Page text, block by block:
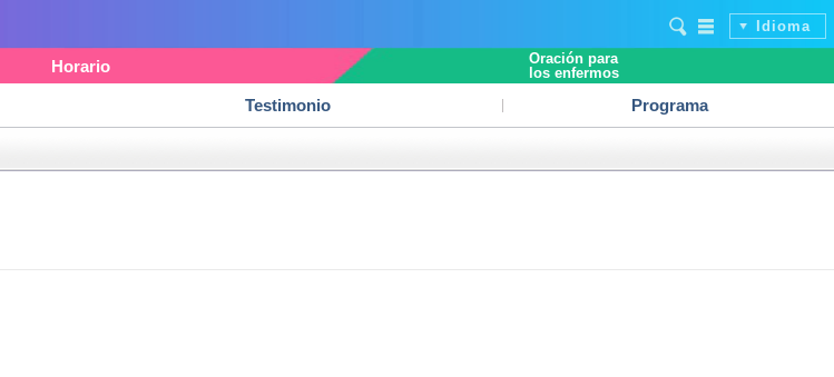
Idioma
Horario
Oración para
los enfermos
Testimonio Programa